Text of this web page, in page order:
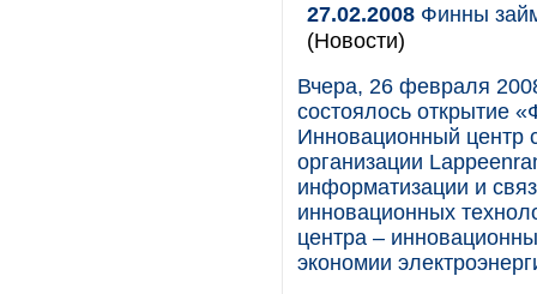
27.02.2008 Финны
(Новости)
Вчера, 26 февраля
состоялось открытие
Инновационный центр
организации
информатизации и
инновационных
центра –
экономии